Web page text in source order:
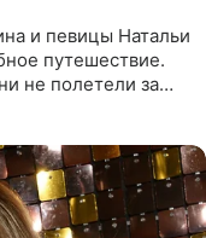
и певицы Натальи
путешествие.
не полетели за